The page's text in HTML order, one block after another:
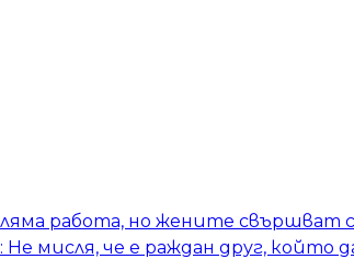
работа, но жените свършват
мисля, че е раждан друг, който